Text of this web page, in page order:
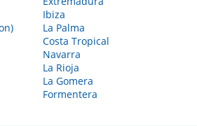
Ibiza
La Palma
Costa Tropical
Navarra
La Rioja
La Gomera
Formentera